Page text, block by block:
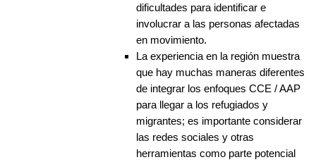
dificultades para identificar e
involucrar a las personas afectadas
en movimiento.
La experiencia en la región muestra
que hay muchas maneras diferentes
de integrar los enfoques CCE / AAP
para llegar a los refugiados y
migrantes; es importante considerar
las redes sociales y otras
herramientas como parte potencial